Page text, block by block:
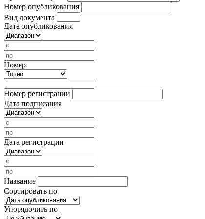
Номер опубликования
Вид документа
Дата опубликования
Номер
Номер регистрации
Дата подписания
Дата регистрации
Название
Сортировать по
Упорядочить по